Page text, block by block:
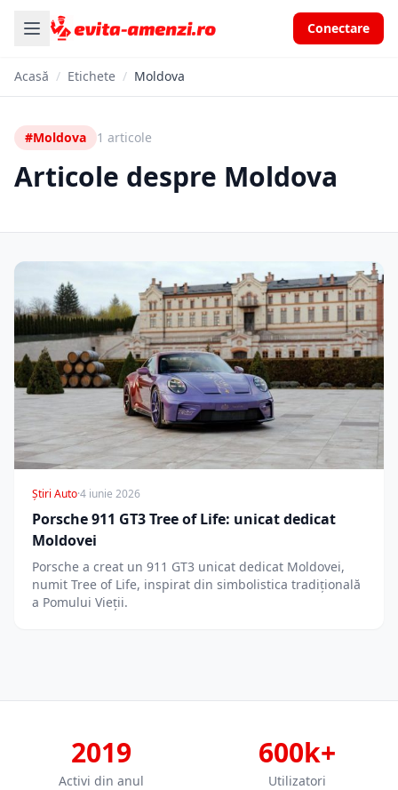
Conectare
Acasă / Etichete / Moldova
#Moldova 1 articole
Articole despre Moldova
Știri Auto·4 iunie 2026
Porsche 911 GT3 Tree of Life: unicat dedicat
Moldovei
Porsche a creat un 911 GT3 unicat dedicat Moldovei,
numit Tree of Life, inspirat din simbolistica tradițională
a Pomului Vieții.
2019
Activi din anul
600k+
Utilizatori